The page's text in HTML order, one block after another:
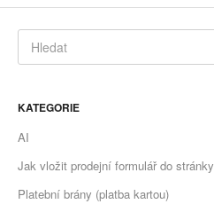
KATEGORIE
AI
Jak vložit prodejní formulář do stránky
Platební brány (platba kartou)